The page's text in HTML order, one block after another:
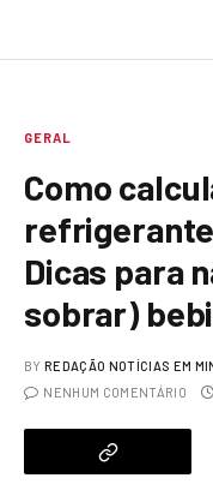
GERAL
Como
Dicas para
sobrar)
BY REDAÇÃO NOTÍCIAS EM
NENHUM COMENTÁRIO